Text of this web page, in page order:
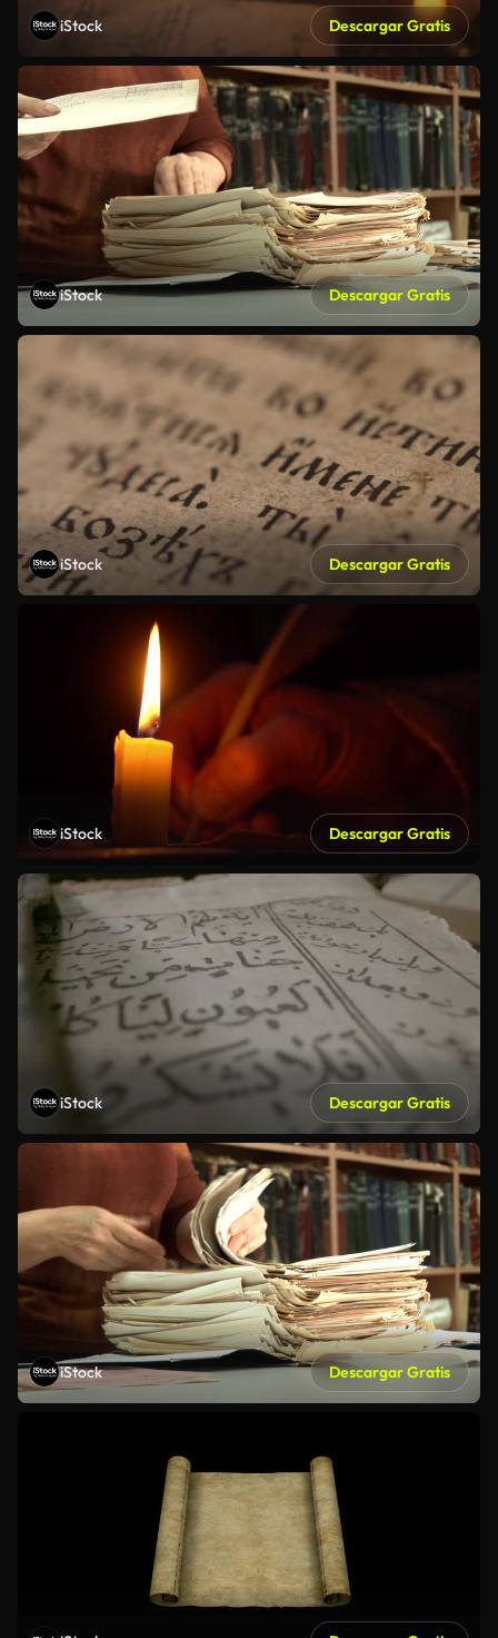
iStock Descargar Gratis
iStock Descargar Gratis
iStock Descargar Gratis
iStock Descargar Gratis
iStock Descargar Gratis
iStock Descargar Gratis